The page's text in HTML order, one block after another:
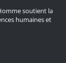
soutient la
humaines et